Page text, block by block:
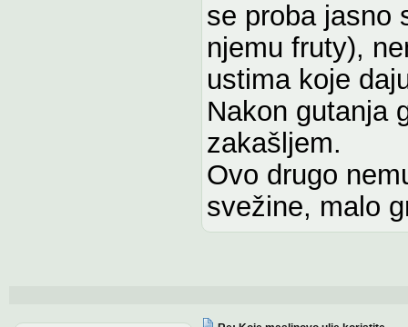
se proba jasno
njemu fruty),
ustima koje
Nakon gutanja
zakašljem.
Ovo drugo
svežine, malo